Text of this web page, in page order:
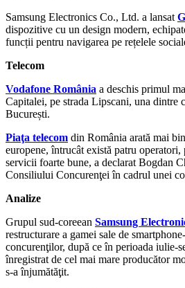
Samsung Electronics Co., Ltd. a lansat
dispozitive cu un design modern,
funcții pentru navigarea pe rețelele
Telecom
Vodafone România a deschis primul
Capitalei, pe strada Lipscani, una dintre
București.
Piaţa telecom din România arată mai
europene, întrucât există patru
servicii foarte bune, a declarat Bogdan
Consiliului Concurenţei în cadrul unei
Analize
Grupul sud-coreean Samsung
restructurare a gamei sale de
concurenţilor, după ce în perioada iulie-
înregistrat de cel mai mare producător
s-a înjumătăţit.